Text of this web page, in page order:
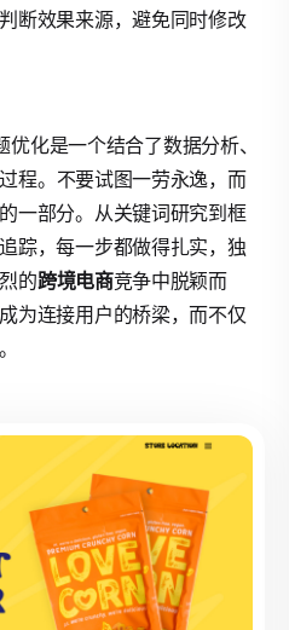
断效果来源，避免同时修改
化是一个结合了数据分析、
程。不要试图一劳永逸，而
一部分。从关键词研究到框
踪，每一步都做得扎实，独
的跨境电商竞争中脱颖而
为连接用户的桥梁，而不仅